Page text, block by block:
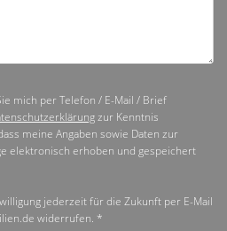
mich per Telefon / E-Mail / Brief
zur Kenntnis
meine Angaben sowie Daten zur
elektronisch erhoben und gespeichert
jederzeit für die Zukunft per E-Mail
widerrufen. *